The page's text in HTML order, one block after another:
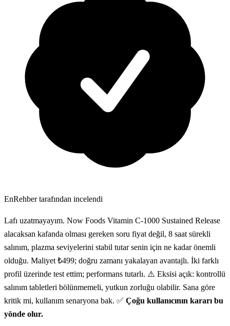
EnRehber tarafından incelendi
Lafı uzatmayayım. Now Foods Vitamin C-1000 Sustained Release
alacaksan kafanda olması gereken soru fiyat değil, 8 saat sürekli
salınım, plazma seviyelerini stabil tutar senin için ne kadar önemli
olduğu. Maliyet ₺499; doğru zamanı yakalayan avantajlı. İki farklı
profil üzerinde test ettim; performans tutarlı. ⚠️ Eksisi açık: kontrollü
salınım tabletleri bölünmemeli, yutkun zorluğu olabilir. Sana göre
kritik mi, kullanım senaryona bak. ✅ Çoğu kullanıcının kararı bu
yönde olur.